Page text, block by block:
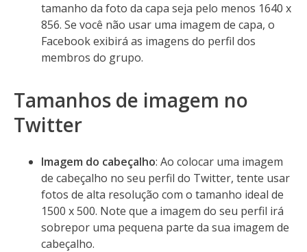
tamanho da foto da capa seja pelo menos 1640 x
856. Se você não usar uma imagem de capa, o
Facebook exibirá as imagens do perfil dos
membros do grupo.
Tamanhos de imagem no
Twitter
Imagem do cabeçalho: Ao colocar uma imagem
de cabeçalho no seu perfil do Twitter, tente usar
fotos de alta resolução com o tamanho ideal de
1500 x 500. Note que a imagem do seu perfil irá
sobrepor uma pequena parte da sua imagem de
cabeçalho.